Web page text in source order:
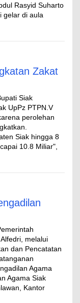
Rasyid Suharto
gelar di aula
Zakat
Siak
UpPz PTPN.V
perolehan
Siak hingga 8
10.8 Miliar",
melalui
dan Pencatatan
Agama
Agama Siak
Kantor